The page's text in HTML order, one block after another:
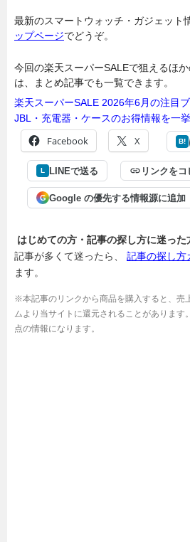
最新のスマートウォッチ・ガジェット
ップページでどうぞ。
今回の楽天スーパーSALEで狙えるほ
は、まとめ記事でも一覧できます。
楽天スーパーSALE 2026年6月の注目
JBL・充電器・ケースのお得情報を一
Facebook X B!
L LINEで送る リンクをコ
G Google の優先する情報源に追加
はじめての方・記事の探し方に迷った
記事が多くて迷ったら、 記事の探し方
ます。
※本記事のリンクから商品を購入すると、売
ムより当サイトに還元されることがあります
点の情報になります。